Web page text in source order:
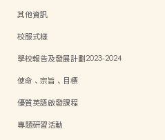
其他資訊
校服式樣
學校報告及發展計劃2023-2024
使命、宗旨、目標
優質英語啟發課程
專題研習活動